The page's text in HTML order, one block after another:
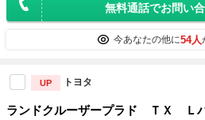
無料通話でお問い
今あなたの他に54人
UP トヨタ
ランドクルーザープラド ＴＸ